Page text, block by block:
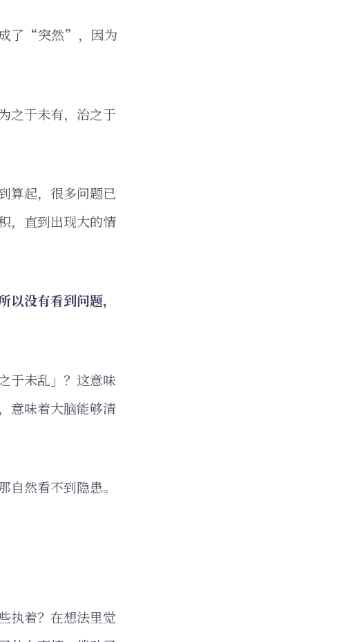
成了“突然”，因为
之于未有，治之于
算起，很多问题已
，直到出现大的情
以没有看到问题，
于未乱」？这意味
意味着大脑能够清
然看不到隐患。
执着？在想法里觉